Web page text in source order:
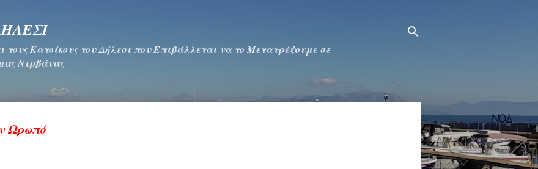
τους Κατοίκους του Δήλεσι που Επιβάλλεται να το Μετατρέψουμε σε
Νιρβάνας
Ωρωπό